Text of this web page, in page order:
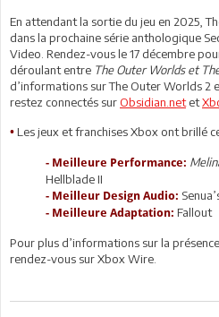
En attendant la sortie du jeu en 2025,
dans la prochaine série anthologique
Video. Rendez-vous le 17 décembre
déroulant entre The Outer Worlds et
d’informations sur The Outer Worlds 2
restez connectés surObsidian.netet
• Les jeux et franchises Xbox ont brillé
- Meilleure Performance:
Hellblade II
- Meilleur Design Audio:
- Meilleure Adaptation: Fallout
Pour plus d’informations sur la
rendez-vous sur Xbox Wire.